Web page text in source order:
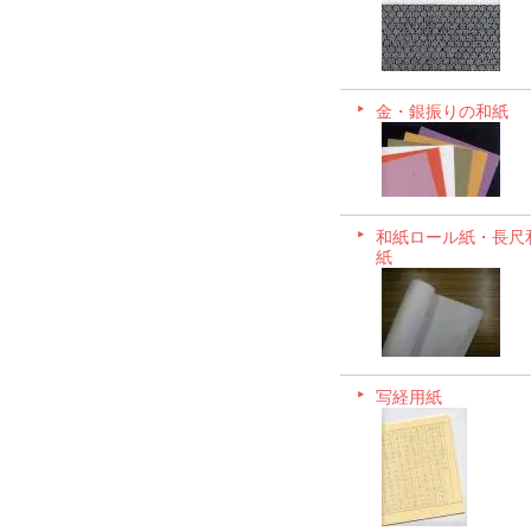
金・銀振りの和紙
和紙ロール紙・長尺
紙
写経用紙